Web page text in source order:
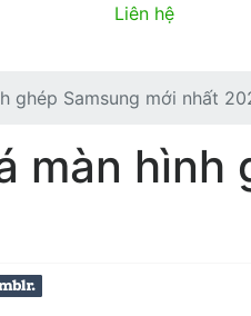
Liên hệ
ghép Samsung mới nhất
màn